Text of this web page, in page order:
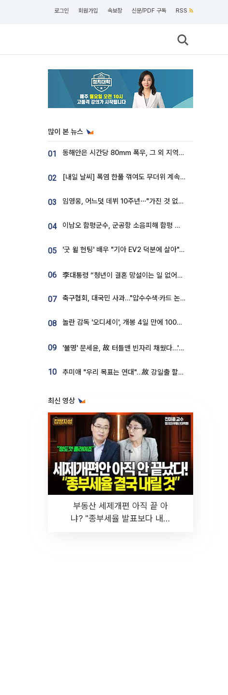
로그인 회원가입 속보창 신문/PDF 구독 RSS
많이 본 뉴스
01 동해안은 시간당 80㎜ 폭우, 그 외 지역은 폭염…‘극과 극 날씨’
02 [내일 날씨] 폭염 한풀 꺾여도 무더위 계속⋯동해안 이틀 연속 비
03 임영웅, 어느덧 데뷔 10주년⋯"가진 것 없던 시절, 내 앞엔 20명의 팬뿐"
04 이남오 함평군수, 군공항 소음피해 함평 보상 요구
05 '굿 윌 헌팅' 배우 "기아 EV2 덕분에 살아"…교통사고 후 안전성 극찬
06 李대통령 “청년이 결혼 망설이는 일 없어야...제도상 불이익 조사”
07 축구협회, 대국민 사과…"압수수색·카드 논란 사죄, 강도 높은 쇄신"
08 놀란 감독 '오디세이', 개봉 4일 만에 100만 돌파⋯'왕사남' 보다 빠르다
09 '불명' 문세윤, 故 터틀맨 빈자리 채웠다…'거북이' 눈물의 최종 우승
10 추미애 "우리 목표는 연대"…故 강일출 할머니 흉상 제막
최신 영상
부동산 세제개편 아직 끝 아
냐? "종부세율 발표보다 내릴